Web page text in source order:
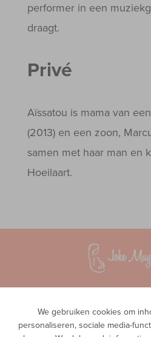
performer in een
draagt.
Privé
Aïssatou is mama van
(2013) en een zoon,
samen met haar man en
Hoeilaart.
We gebruiken cookies om
personaliseren, sociale media-
1560